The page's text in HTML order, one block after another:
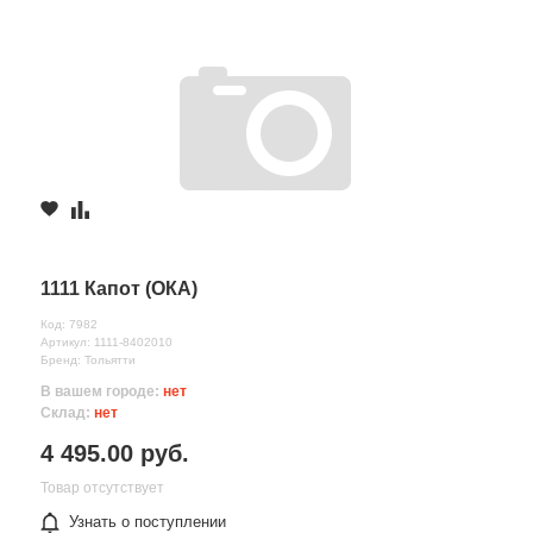
1111 Капот (ОКА)
Код: 7982
Артикул: 1111-8402010
Бренд: Тольятти
В вашем городе: нет
Склад: нет
4 495.00 руб.
Товар отсутствует
Узнать о поступлении